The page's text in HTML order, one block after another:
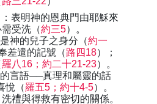
：表明神的恩典門由耶穌來
受洗（約三5）。
神的兒子之身分（約一
差遣的記號（路四18）；
羅八16；約二十21-23）。
言語──真理和屬靈的話
悅（羅五5；約十4-5）。
禮與得救有密切的關係。